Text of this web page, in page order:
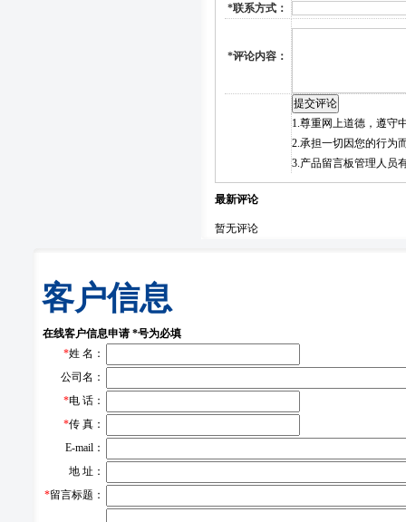
*联系方式：
*评论内容：
1.尊重网上道德，遵守
2.承担一切因您的行为
3.产品留言板管理人员
最新评论
暂无评论
客户信息
在线客户信息申请 *号为必填
*姓 名：
公司名：
*电 话：
*传 真：
E-mail：
地 址：
*留言标题：